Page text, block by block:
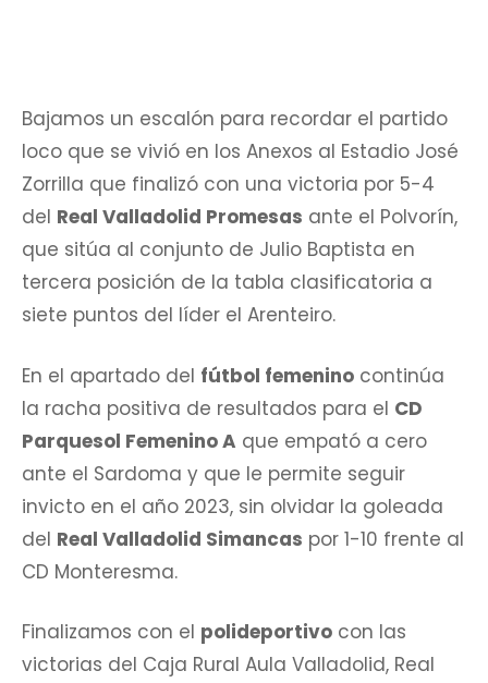
Bajamos un escalón para recordar el partido
loco que se vivió en los Anexos al Estadio José
Zorrilla que finalizó con una victoria por 5-4
del Real Valladolid Promesas ante el Polvorín,
que sitúa al conjunto de Julio Baptista en
tercera posición de la tabla clasificatoria a
siete puntos del líder el Arenteiro.
En el apartado del fútbol femenino continúa
la racha positiva de resultados para el CD
Parquesol Femenino A que empató a cero
ante el Sardoma y que le permite seguir
invicto en el año 2023, sin olvidar la goleada
del Real Valladolid Simancas por 1-10 frente al
CD Monteresma.
Finalizamos con el polideportivo con las
victorias del Caja Rural Aula Valladolid, Real